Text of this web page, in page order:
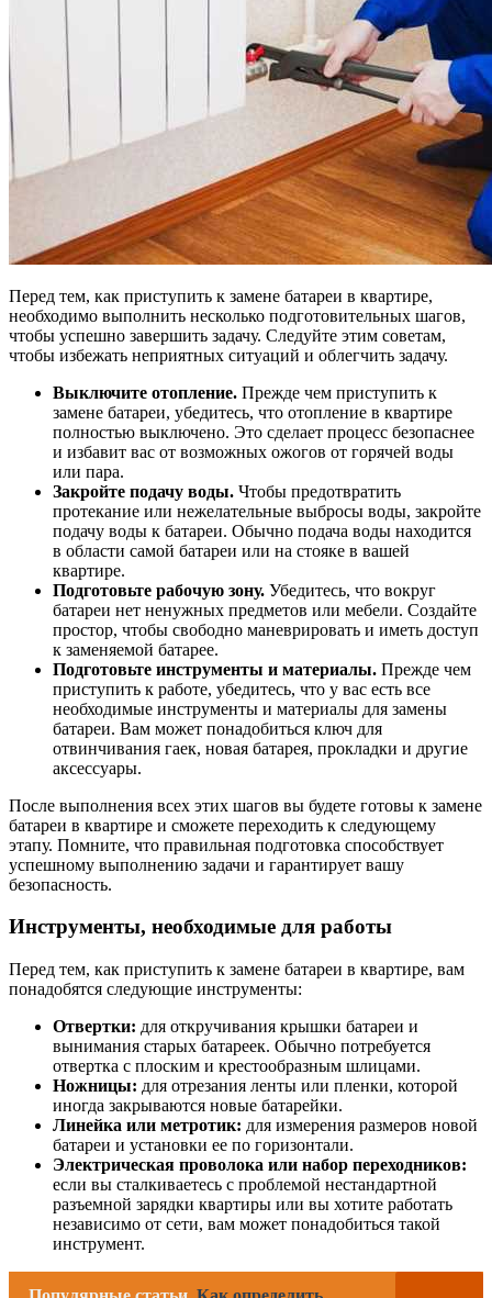
Перед тем, как приступить к замене батареи в квартире,
необходимо выполнить несколько подготовительных шагов,
чтобы успешно завершить задачу. Следуйте этим советам,
чтобы избежать неприятных ситуаций и облегчить задачу.
Выключите отопление. Прежде чем приступить к
замене батареи, убедитесь, что отопление в квартире
полностью выключено. Это сделает процесс безопаснее
и избавит вас от возможных ожогов от горячей воды
или пара.
Закройте подачу воды. Чтобы предотвратить
протекание или нежелательные выбросы воды, закройте
подачу воды к батареи. Обычно подача воды находится
в области самой батареи или на стояке в вашей
квартире.
Подготовьте рабочую зону. Убедитесь, что вокруг
батареи нет ненужных предметов или мебели. Создайте
простор, чтобы свободно маневрировать и иметь доступ
к заменяемой батарее.
Подготовьте инструменты и материалы. Прежде чем
приступить к работе, убедитесь, что у вас есть все
необходимые инструменты и материалы для замены
батареи. Вам может понадобиться ключ для
отвинчивания гаек, новая батарея, прокладки и другие
аксессуары.
После выполнения всех этих шагов вы будете готовы к замене
батареи в квартире и сможете переходить к следующему
этапу. Помните, что правильная подготовка способствует
успешному выполнению задачи и гарантирует вашу
безопасность.
Инструменты, необходимые для работы
Перед тем, как приступить к замене батареи в квартире, вам
понадобятся следующие инструменты:
Отвертки: для откручивания крышки батареи и
вынимания старых батареек. Обычно потребуется
отвертка с плоским и крестообразным шлицами.
Ножницы: для отрезания ленты или пленки, которой
иногда закрываются новые батарейки.
Линейка или метротик: для измерения размеров новой
батареи и установки ее по горизонтали.
Электрическая проволока или набор переходников:
если вы сталкиваетесь с проблемой нестандартной
разъемной зарядки квартиры или вы хотите работать
независимо от сети, вам может понадобиться такой
инструмент.